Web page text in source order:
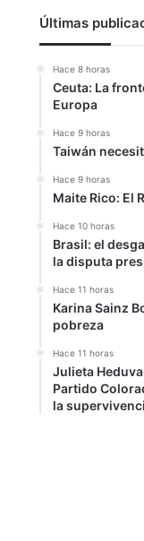
Últimas
Hace 8 horas
Ceuta: La
Europa
Hace 9 horas
Taiwán
Hace 9 horas
Maite Rico: El
Hace 10 horas
Brasil: el
la disputa
Hace 11 horas
Karina Sainz
pobreza
Hace 11 horas
Julieta
Partido
la